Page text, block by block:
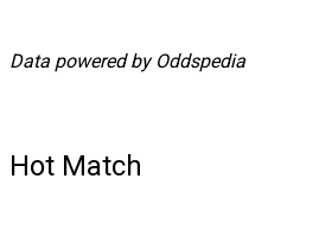
Data powered by Oddspedia
Hot Match